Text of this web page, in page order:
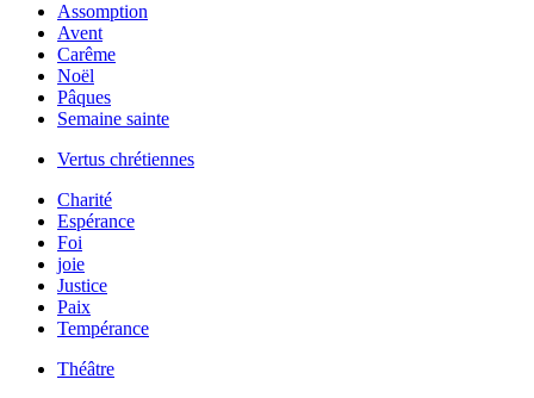
Assomption
Avent
Carême
Noël
Pâques
Semaine sainte
Vertus chrétiennes
Charité
Espérance
Foi
joie
Justice
Paix
Tempérance
Théâtre